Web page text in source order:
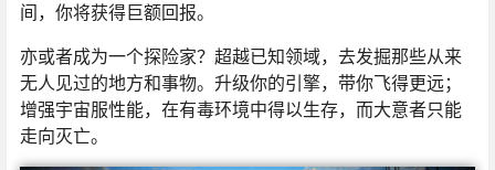
间，你将获得巨额回报。
亦或者成为一个探险家？超越已知领域，去发掘那些从来
无人见过的地方和事物。升级你的引擎，带你飞得更远；
增强宇宙服性能，在有毒环境中得以生存，而大意者只能
走向灭亡。